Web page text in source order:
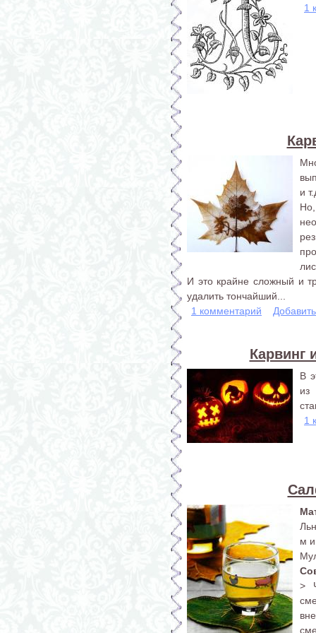
1
и
И это крайне сложный и
удалить тончайший...
1 комментарий
Карвинг
В
из
1
м
>